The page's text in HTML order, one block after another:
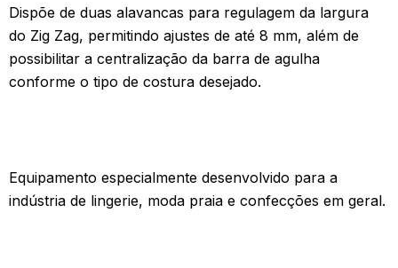
Dispõe de duas alavancas para regulagem da largura
do Zig Zag, permitindo ajustes de até 8 mm, além de
possibilitar a centralização da barra de agulha
conforme o tipo de costura desejado.
Equipamento especialmente desenvolvido para a
indústria de lingerie, moda praia e confecções em geral.